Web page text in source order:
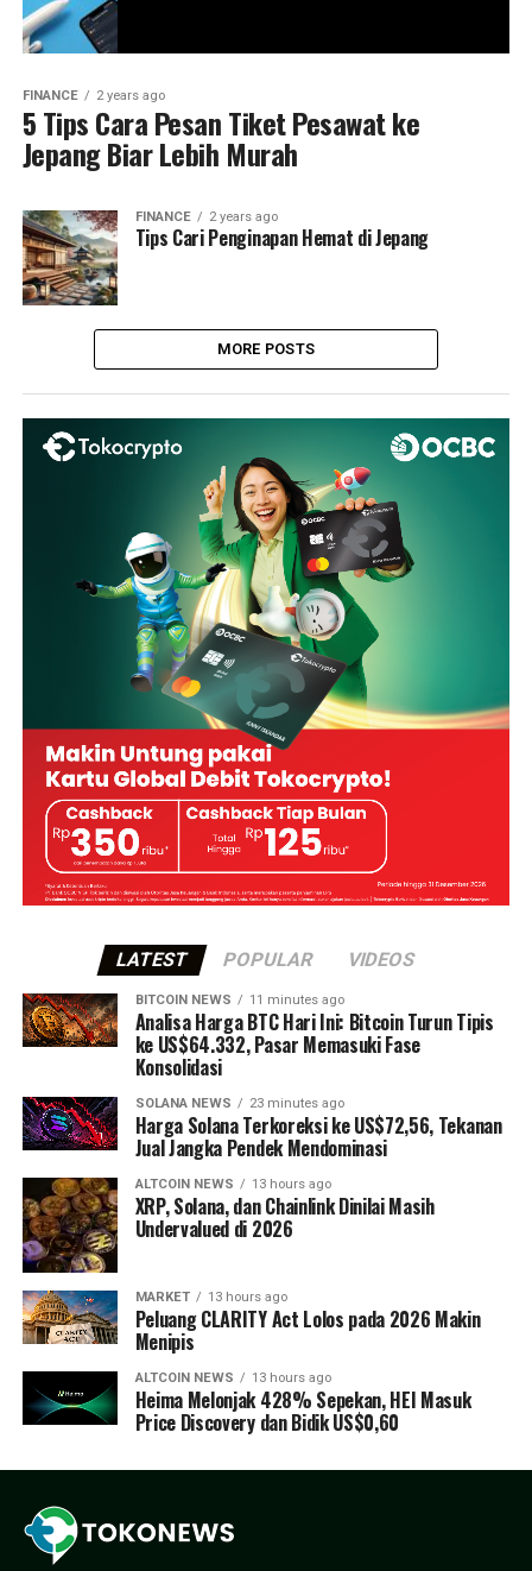
FINANCE 2 years ago
5 Tips Cara Pesan Tiket Pesawat ke
Jepang Biar Lebih Murah
FINANCE 2 years ago
Tips Cari Penginapan Hemat di Jepang
MORE POSTS
LATEST POPULAR VIDEOS
BITCOIN NEWS 11 minutes ago
Analisa Harga BTC Hari Ini: Bitcoin Turun Tipis
ke US$64.332, Pasar Memasuki Fase
Konsolidasi
SOLANA NEWS 23 minutes ago
Harga Solana Terkoreksi ke US$72,56, Tekanan
Jual Jangka Pendek Mendominasi
ALTCOIN NEWS 13 hours ago
XRP, Solana, dan Chainlink Dinilai Masih
Undervalued di 2026
MARKET 13 hours ago
Peluang CLARITY Act Lolos pada 2026 Makin
Menipis
ALTCOIN NEWS 13 hours ago
Heima Melonjak 428% Sepekan, HEI Masuk
Price Discovery dan Bidik US$0,60